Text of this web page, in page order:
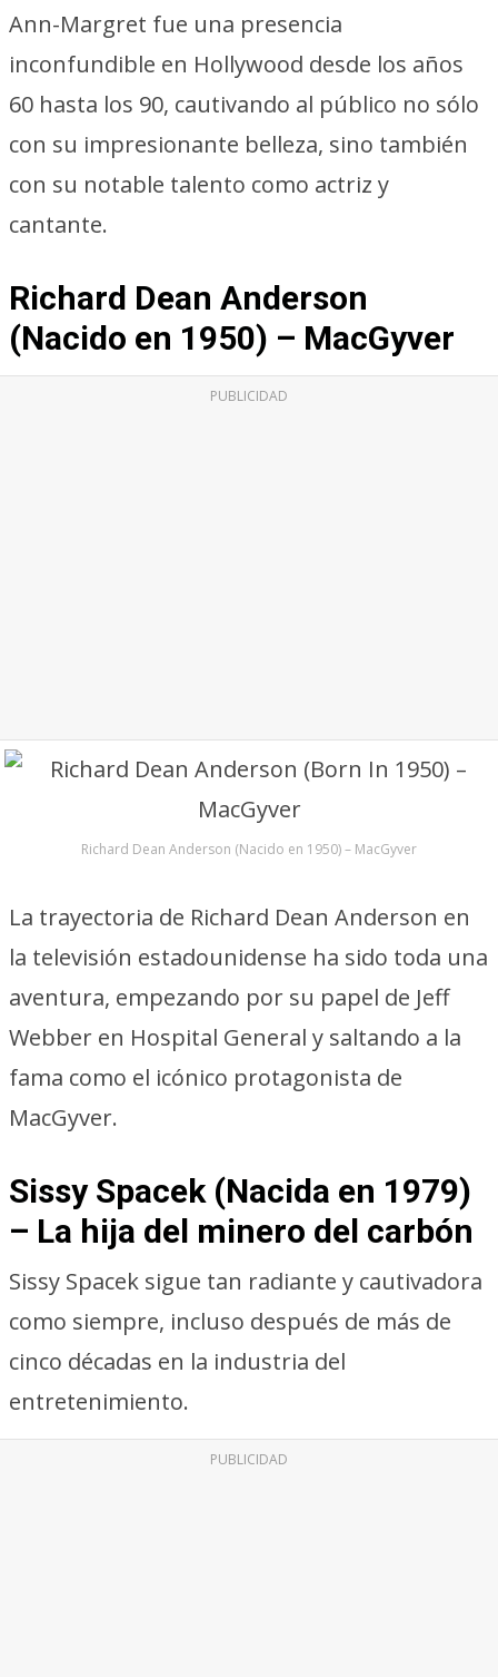
Ann-Margret fue una presencia
inconfundible en Hollywood desde los años
60 hasta los 90, cautivando al público no sólo
con su impresionante belleza, sino también
con su notable talento como actriz y
cantante.
Richard Dean Anderson
(Nacido en 1950) – MacGyver
PUBLICIDAD
Richard Dean Anderson (Nacido en 1950) – MacGyver
La trayectoria de Richard Dean Anderson en
la televisión estadounidense ha sido toda una
aventura, empezando por su papel de Jeff
Webber en Hospital General y saltando a la
fama como el icónico protagonista de
MacGyver.
Sissy Spacek (Nacida en 1979)
– La hija del minero del carbón
Sissy Spacek sigue tan radiante y cautivadora
como siempre, incluso después de más de
cinco décadas en la industria del
entretenimiento.
PUBLICIDAD